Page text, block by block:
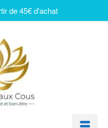
de 45€ d'achat